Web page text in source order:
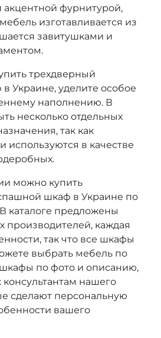
акцентной фурнитурой,
изготавливается из
завитушками и
трехдверный
Украине, уделите особое
наполнению. В
несколько отдельных
так как
используются в качестве
можно купить
шкаф в Украине по
каталоге предложены
производителей, каждая
так что все шкафы
выбрать мебель по
шкафы по фото и описанию,
консультантам нашего
сделают персональную
вашего